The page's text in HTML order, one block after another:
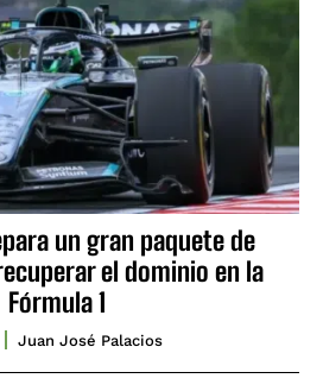
un gran paquete de
el dominio en la
Fórmula 1
Juan José Palacios